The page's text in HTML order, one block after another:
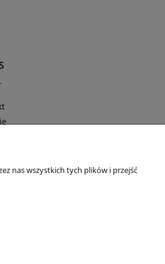
nas wszystkich tych plików i przejść